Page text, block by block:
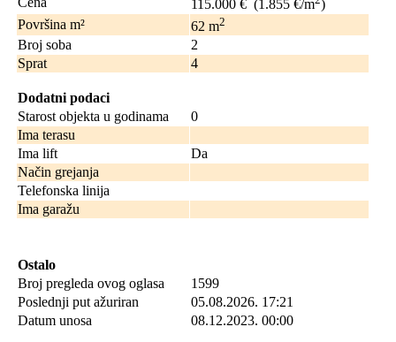
115.000 € (1.855 €/m )
Površina m²
62 m2
Broj soba
2
Sprat
4
Dodatni podaci
Starost objekta u godinama
0
Ima terasu
Ima lift
Da
Način grejanja
Telefonska linija
Ima garažu
Ostalo
Broj pregleda ovog oglasa
1599
Poslednji put ažuriran
05.08.2026. 17:21
Datum unosa
08.12.2023. 00:00